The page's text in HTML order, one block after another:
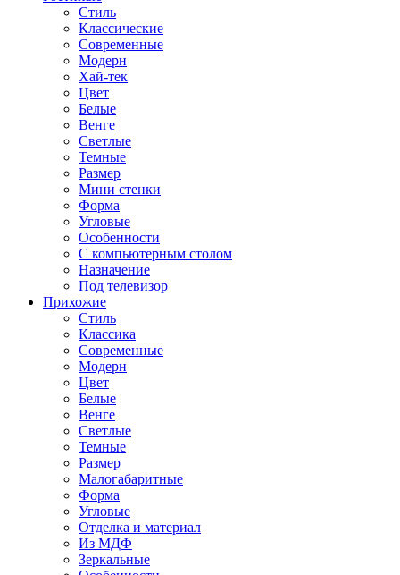
Стиль
Классические
Современные
Модерн
Хай-тек
Цвет
Белые
Венге
Светлые
Темные
Размер
Мини стенки
Форма
Угловые
Особенности
С компьютерным столом
Назначение
Под телевизор
Прихожие
Стиль
Классика
Современные
Модерн
Цвет
Белые
Венге
Светлые
Темные
Размер
Малогабаритные
Форма
Угловые
Отделка и материал
Из МДФ
Зеркальные